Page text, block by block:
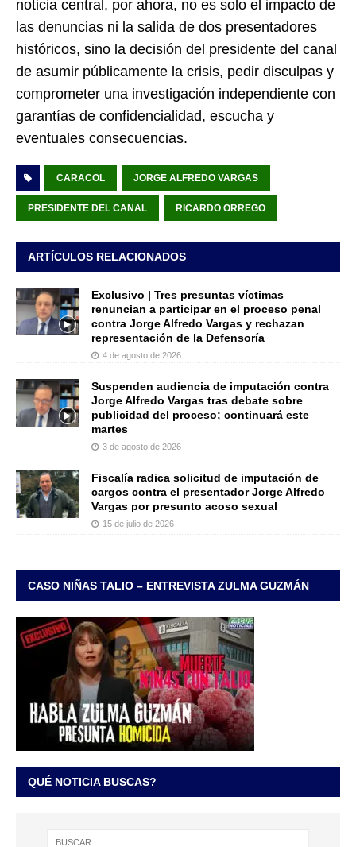
noticia central, por ahora, no es solo el impacto de
las denuncias ni la salida de dos presentadores
históricos, sino la decisión del presidente del canal
de asumir públicamente la crisis, pedir disculpas y
comprometer una investigación independiente con
garantías de confidencialidad, escucha y
eventuales consecuencias.
CARACOL JORGE ALFREDO VARGAS
PRESIDENTE DEL CANAL RICARDO ORREGO
ARTÍCULOS RELACIONADOS
Exclusivo | Tres presuntas víctimas
renuncian a participar en el proceso penal
contra Jorge Alfredo Vargas y rechazan
representación de la Defensoría
4 de agosto de 2026
Suspenden audiencia de imputación contra
Jorge Alfredo Vargas tras debate sobre
publicidad del proceso; continuará este
martes
3 de agosto de 2026
Fiscalía radica solicitud de imputación de
cargos contra el presentador Jorge Alfredo
Vargas por presunto acoso sexual
15 de julio de 2026
CASO NIÑAS TALIO – ENTREVISTA ZULMA GUZMÁN
QUÉ NOTICIA BUSCAS?